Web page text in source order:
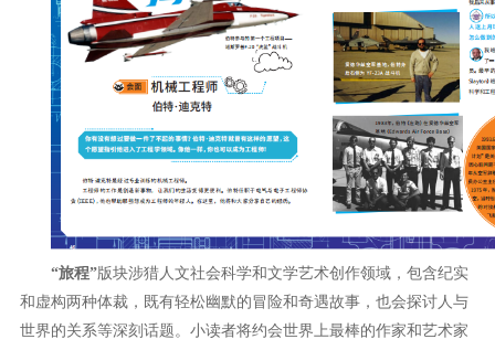
“旅程”版块涉猎人文社会科学和文学艺术创作领域，包含纪实
和虚构两种体裁，既有轻松幽默的冒险和奇遇故事，也会探讨人与
世界的关系等深刻话题。小读者将约会世界上最棒的作家和艺术家